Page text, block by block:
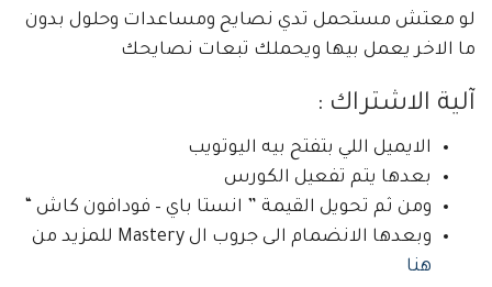
لو معتش مستحمل تدي نصايح ومساعدات وحلول بدون
ما الاخر يعمل بيها ويحملك تبعات نصايحك
آلية الاشتراك :
الايميل اللي بتفتح بيه اليوتويب
بعدها يتم تفعيل الكورس
ومن ثم تحويل القيمة ” انستا باي – فودافون كاش “
وبعدها الانضمام الى جروب ال Mastery للمزيد من
هنا